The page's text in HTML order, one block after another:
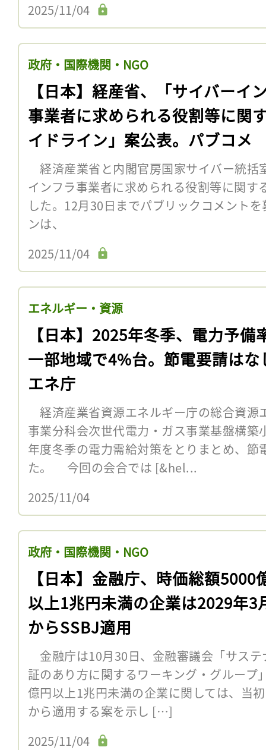
2025/11/04
政府・国際機関・NGO
【日本】経産省、「サイバーイ
事業者に求められる役割等に関
イドライン」案公表。パブコメ
経済産業省と内閣官房国家サイバー統括
インフラ事業者に求められる役割等に関
した。12月30日までパブリックコメント
ンは、
2025/11/04
エネルギー・資源
【日本】2025年冬季、電力予備
一部地域で4%台。節電要請はな
エネ庁
経済産業省資源エネルギー庁の総合資源
事業分科会次世代電力・ガス事業基盤構
年度冬季の電力需給対策をとりまとめ、
た。 今回の会合では [&hel...
2025/11/04
政府・国際機関・NGO
【日本】金融庁、時価総額5000
以上1兆円未満の企業は2029年3
からSSBJ適用
金融庁は10月30日、金融審議会「サス
証のあり方に関するワーキング・グループ
億円以上1兆円未満の企業に関しては、当
から適用する案を示し […]
2025/11/04